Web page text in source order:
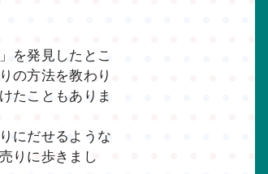
を発見したとこ
の方法を教わり
たこともありま
にだせるような
りに歩きまし